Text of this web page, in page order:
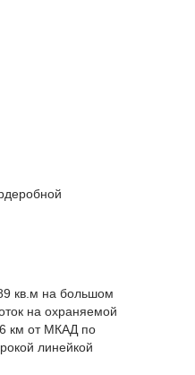
кв.м на большом
на охраняемой
км от МКАД по
линейкой